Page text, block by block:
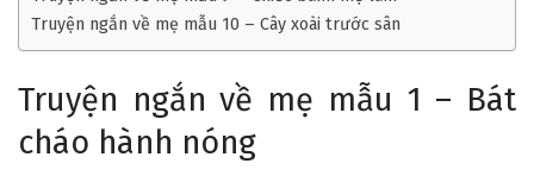
Truyện ngắn về mẹ mẫu 10 – Cây xoài trước sân
Truyện ngắn về mẹ mẫu 1 – Bát
cháo hành nóng